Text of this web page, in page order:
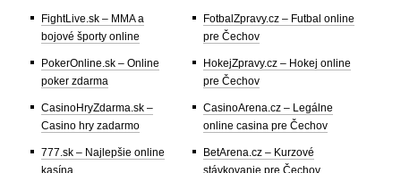
FightLive.sk – MMA a
bojové športy online
PokerOnline.sk – Online
poker zdarma
CasinoHryZdarma.sk –
Casino hry zadarmo
777.sk – Najlepšie online
FotbalZpravy.cz – Futbal online
pre Čechov
HokejZpravy.cz – Hokej online
pre Čechov
CasinoArena.cz – Legálne
online casina pre Čechov
BetArena.cz – Kurzové